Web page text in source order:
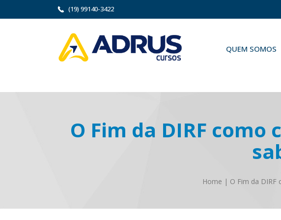
(19) 99140-3422
QUEM SOMOS
O Fim da DIRF como
Home | O Fim da DIRF